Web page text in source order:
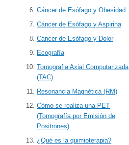
Cáncer de Esófago y Obesidad
Cáncer de Esófago y Aspirina
Cáncer de Esófago y Dolor
Ecografía
Tomografia Axial Computarizada
(TAC)
Resonancia Magnética (RM)
Cómo se realiza una PET
(Tomografía por Emisión de
Positrones)
¿Qué es la quimioterapia?